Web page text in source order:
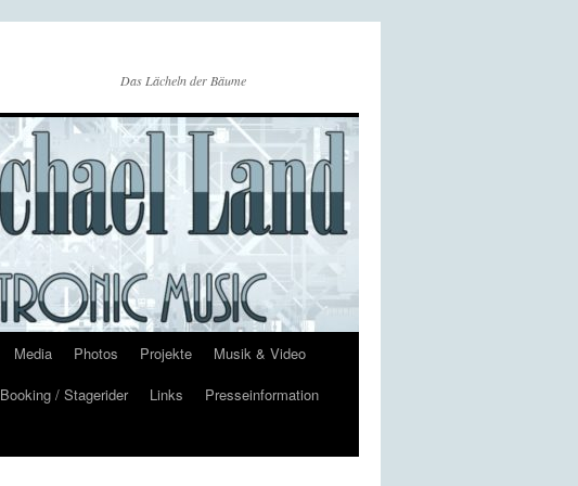
Das Lächeln der Bäume
Media Photos Projekte
Musik & Video
Booking / Stagerider Links
Presseinformation